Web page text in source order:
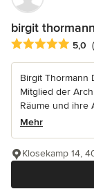
birgit
5,0
Birgit Thormann
Mitglied der
Räume und ihre
Mehr
Klosekamp 14,